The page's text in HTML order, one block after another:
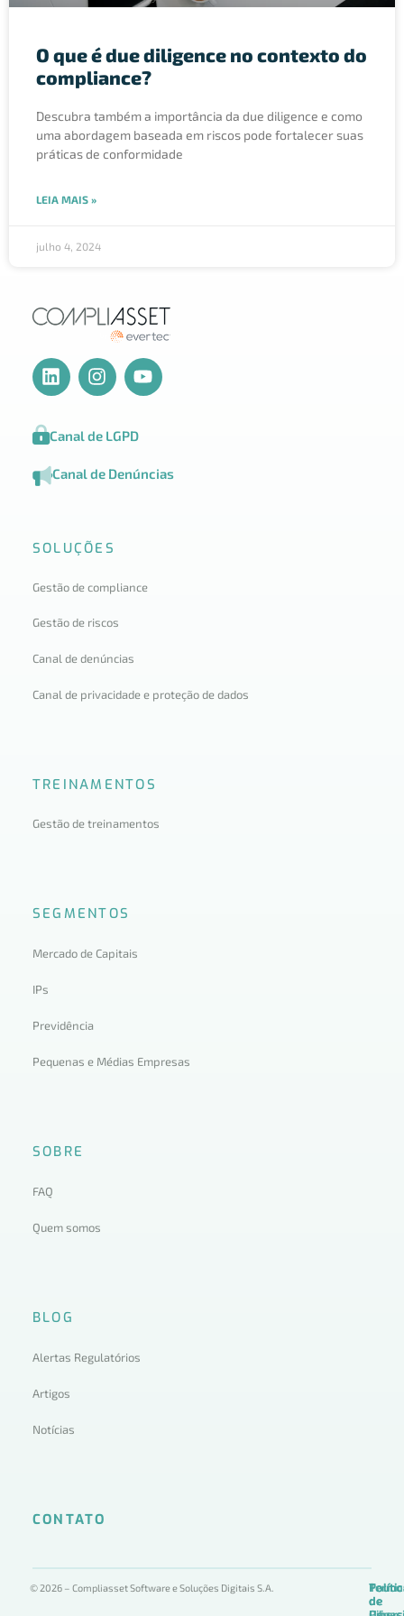
O que é due diligence no contexto do
compliance?
Descubra também a importância da due diligence e como
uma abordagem baseada em riscos pode fortalecer suas
práticas de conformidade
LEIA MAIS »
julho 4, 2024
Canal de LGPD
Canal de Denúncias
SOLUÇÕES
Gestão de compliance
Gestão de riscos
Canal de denúncias
Canal de privacidade e proteção de dados
TREINAMENTOS
Gestão de treinamentos
SEGMENTOS
Mercado de Capitais
IPs
Previdência
Pequenas e Médias Empresas
SOBRE
FAQ
Quem somos
BLOG
Alertas Regulatórios
Artigos
Notícias
CONTATO
© 2026 – Compliasset Software e Soluções Digitais S.A.
de
de
de